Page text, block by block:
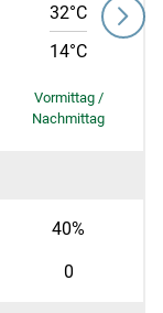
32°C
14°C
40%
0